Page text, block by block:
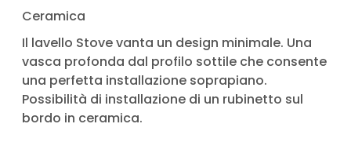
Ceramica
Il lavello Stove vanta un design minimale. Una
vasca profonda dal profilo sottile che consente
una perfetta installazione soprapiano.
Possibilità di installazione di un rubinetto sul
bordo in ceramica.